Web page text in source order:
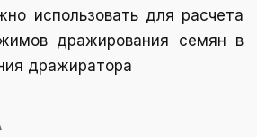
использовать для расчета
дражирования семян в
дражиратора